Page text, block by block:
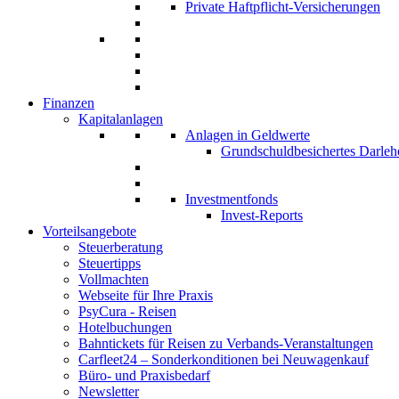
Private Haftpflicht-Versicherungen
Finanzen
Kapitalanlagen
Anlagen in Geldwerte
Grundschuldbesichertes
Investmentfonds
Invest-Reports
Vorteilsangebote
Steuerberatung
Steuertipps
Vollmachten
Webseite für Ihre Praxis
PsyCura - Reisen
Hotelbuchungen
Bahntickets für Reisen zu Verbands-Veranstaltungen
Carfleet24 – Sonderkonditionen bei Neuwagenkauf
Büro- und Praxisbedarf
Newsletter